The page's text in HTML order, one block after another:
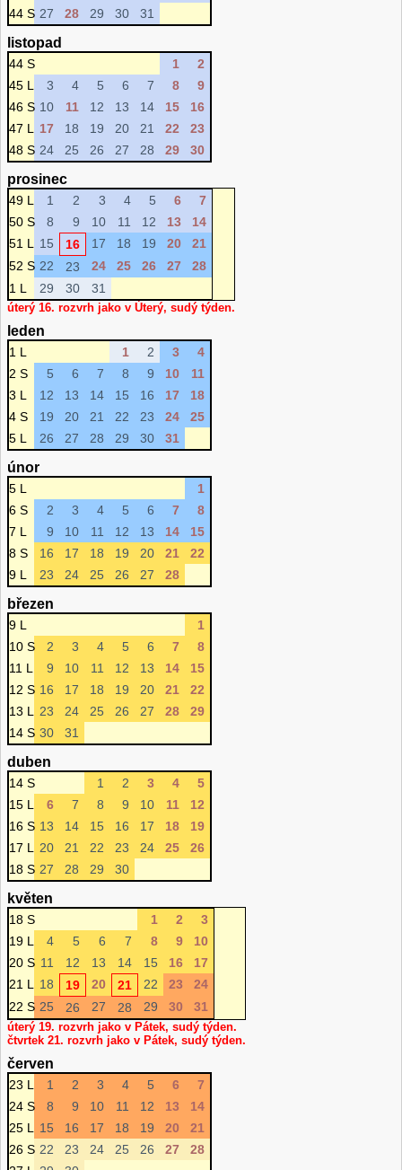
44 S 27 28 29 30 31
listopad
44 S 1
2
45 L
3 4 5 6 7 8
9
46 S 10 11 12 13 14 15
16
47 L
17 18 19 20 21 22
23
48 S 24 25 26 27 28 29 30
prosinec
49 L 1 2 3 4 5 6
7
50 S
8 9 10 11 12 13
14
51 L
15 16 17 18 19 20
21
52 S 22 23 24 25 26 27
28
1 L
29 30 31
úterý 16. rozvrh jako v Úterý, sudý týden.
leden
1 L 1 2 3
4
2 S
5 6 7 8 9 10
11
3 L
12 13 14 15 16 17
18
4 S
19 20 21 22 23 24
25
5 L
26 27 28 29 30 31
únor
5 L
1
6 S
2 3 4 5 6 7
8
7 L
9 10 11 12 13 14
15
8 S
16 17 18 19 20 21
22
9 L
23 24 25 26 27 28
březen
9 L
1
10 S
2 3 4 5 6 7
8
11 L
9 10 11 12 13 14
15
12 S 16 17 18 19 20 21
22
13 L
23 24 25 26 27 28
29
14 S 30 31
duben
14 S 1 2 3 4
5
15 L
6 7 8 9 10 11
12
16 S 13 14 15 16 17 18
19
17 L
20 21 22 23 24 25
26
18 S 27 28 29 30
květen
18 S 1 2
3
19 L
4 5 6 7 8 9
10
20 S 11 12 13 14 15 16
17
21 L
18 19 20 21 22 23
24
22 S 25 26 27 28 29 30 31
úterý 19. rozvrh jako v Pátek, sudý týden.
čtvrtek 21. rozvrh jako v Pátek, sudý týden.
červen
23 L 1 2 3 4 5 6
7
24 S
8 9 10 11 12 13
14
25 L
15 16 17 18 19 20
21
26 S 22 23 24 25 26 27
28